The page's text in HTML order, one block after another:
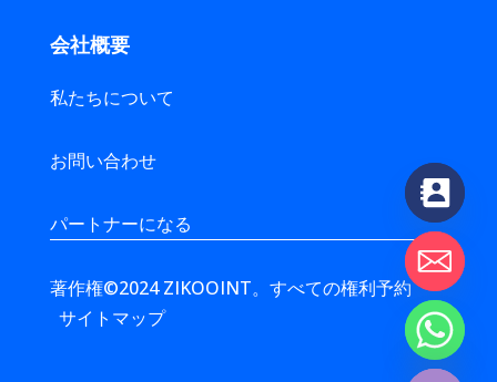
会社概要
私たちについて
お問い合わせ
パートナーになる
著作権©2024 ZIKOOINT。すべての権利予約
サイトマップ
Hide
chaty